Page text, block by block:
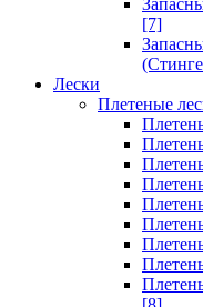
[7]
Лески
Плетеные